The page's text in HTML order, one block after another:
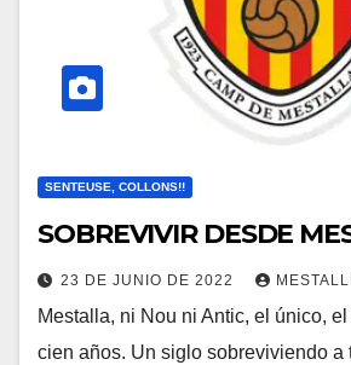
SENTEUSE, COLLONS!!
SOBREVIVIR DESDE
23 DE JUNIO DE 2022
Mestalla, ni Nou ni Antic, el único,
cien años. Un siglo sobreviviendo a